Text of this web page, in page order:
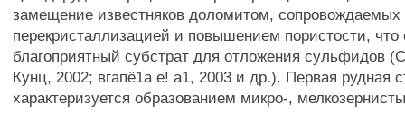
замещение известняков доломитом, сопровождаемых
перекристаллизацией и повышением пористости, что
благоприятный субстрат для отложения сульфидов
Кунц, 2002; вгапё1а е! а1, 2003 и др.). Первая рудная
характеризуется образованием микро-,